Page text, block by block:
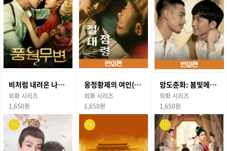
비처럼 내려온 나의 신사
외화 시리즈
1,650원
옹정황제의 여인(하)
외화 시리즈
1,650원
암도춘화: 봄빛에 스민 비밀
외화 시리즈
1,650원